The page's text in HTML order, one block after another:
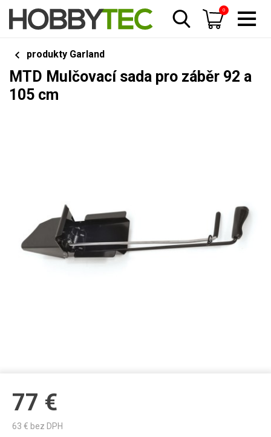
0
produkty Garland
MTD Mulčovací sada pro záběr 92 a
105 cm
77 €
63 € bez DPH